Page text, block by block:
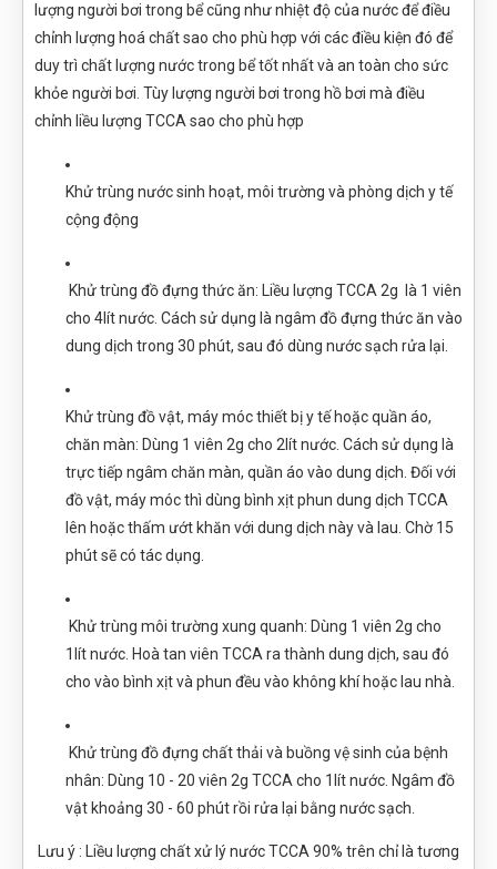
lượng người bơi trong bể cũng như nhiệt độ của nước để điều
chỉnh lượng hoá chất sao cho phù hợp với các điều kiện đó để
duy trì chất lượng nước trong bể tốt nhất và an toàn cho sức
khỏe người bơi. Tùy lượng người bơi trong hồ bơi mà điều
chỉnh liều lượng TCCA sao cho phù hợp
Khử trùng nước sinh hoạt, môi trường và phòng dịch y tế
cộng động
Khử trùng đồ đựng thức ăn: Liều lượng TCCA 2g là 1 viên
cho 4lít nước. Cách sử dụng là ngâm đồ đựng thức ăn vào
dung dịch trong 30 phút, sau đó dùng nước sạch rửa lại.
Khử trùng đồ vật, máy móc thiết bị y tế hoặc quần áo,
chăn màn: Dùng 1 viên 2g cho 2lít nước. Cách sử dụng là
trực tiếp ngâm chăn màn, quần áo vào dung dịch. Đối với
đồ vật, máy móc thì dùng bình xịt phun dung dịch TCCA
lên hoặc thấm ướt khăn với dung dịch này và lau. Chờ 15
phút sẽ có tác dụng.
Khử trùng môi trường xung quanh: Dùng 1 viên 2g cho
1lít nước. Hoà tan viên TCCA ra thành dung dịch, sau đó
cho vào bình xịt và phun đều vào không khí hoặc lau nhà.
Khử trùng đồ đựng chất thải và buồng vệ sinh của bệnh
nhân: Dùng 10 - 20 viên 2g TCCA cho 1lít nước. Ngâm đồ
vật khoảng 30 - 60 phút rồi rửa lại bằng nước sạch.
Lưu ý : Liều lượng chất xử lý nước TCCA 90% trên chỉ là tương